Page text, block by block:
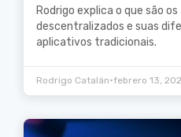
Rodrigo explica o que são
descentralizados e suas
aplicativos tradicionais.
Rodrigo Catalán•febrero 13,